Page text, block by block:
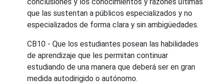
que las sustentan a públicos especializados y no
especializados de forma clara y sin ambigüedades.
CB10 - Que los estudiantes posean las habilidades
de aprendizaje que les permitan continuar
estudiando de una manera que deberá ser en gran
medida autodirigido o autónomo.